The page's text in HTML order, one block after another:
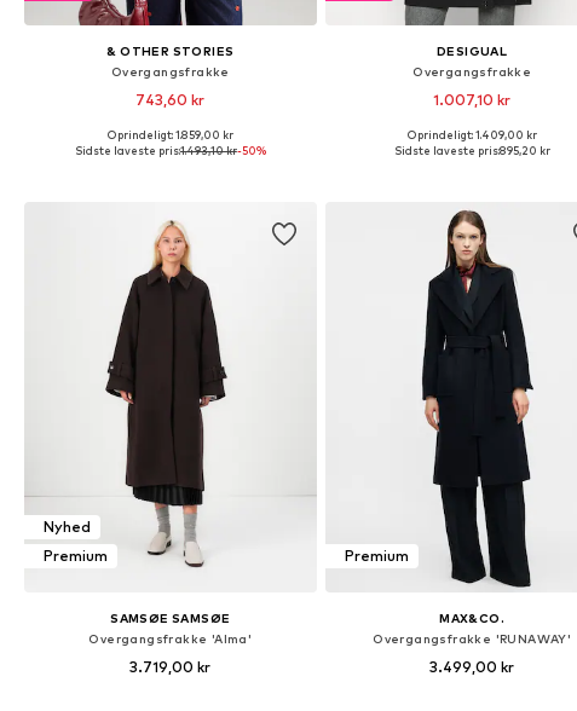
& OTHER STORIES
Overgangsfrakke
743,60 kr
Tilgængelige størrelser: M, L
Oprindeligt: 1.859,00 kr
Sidste laveste pris:1.493,10 kr-50%
DESIGUAL
Overgangsfrakke
1.007,10 kr
Tilgængelige størrelser: S, M, L, XL
Oprindeligt: 1.409,00 kr
Sidste laveste pris:895,20 kr
Nyhed
Premium
SAMSØE SAMSØE
Overgangsfrakke 'Alma'
3.719,00 kr
Premium
MAX&CO.
Overgangsfrakke 'RUNAWAY'
3.499,00 kr